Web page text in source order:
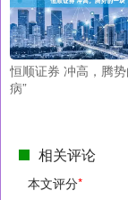
恒顺证券 冲高，腾
病”
相关评论
本文评分*